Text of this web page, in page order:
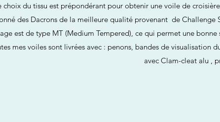
choix du tissu est prépondérant pour obtenir une voile de
des Dacrons de la meilleure qualité provenant de
est de type MT (Medium Tempered), ce qui permet une
mes voiles sont livrées avec : penons, bandes de visualisation
avec Clam-cleat alu ,